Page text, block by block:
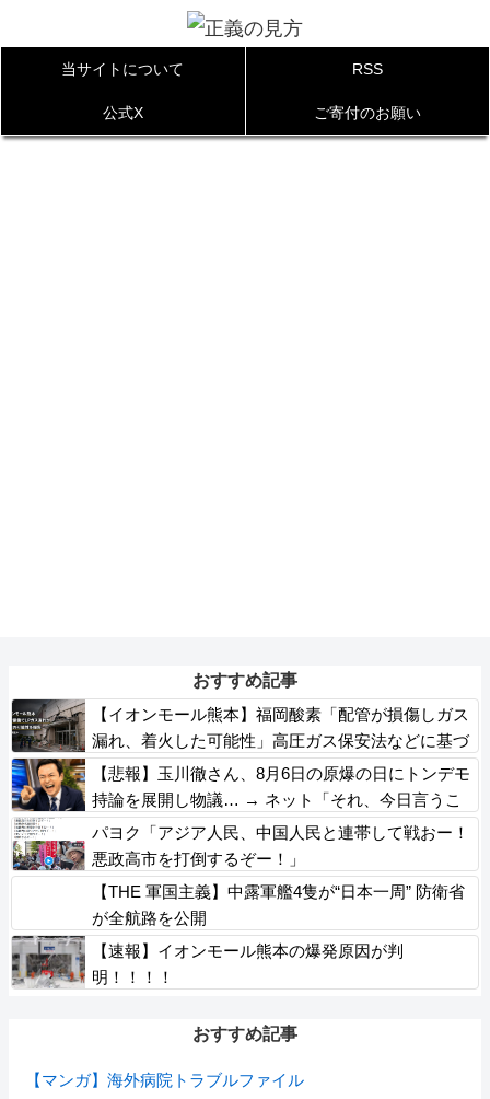
当サイトについて RSS
公式X ご寄付のお願い
おすすめ記事
【イオンモール熊本】福岡酸素「配管が損傷しガス
漏れ、着火した可能性」高圧ガス保安法などに基づ
き、経産省に報告
【悲報】玉川徹さん、8月6日の原爆の日にトンデモ
持論を展開し物議… → ネット「それ、今日言うこ
となのか…？」ｗｗｗｗｗｗｗｗｗｗｗｗｗ
パヨク「アジア人民、中国人民と連帯して戦おー！
悪政高市を打倒するぞー！」
【THE 軍国主義】中露軍艦4隻が“日本一周” 防衛省
が全航路を公開
【速報】イオンモール熊本の爆発原因が判
明！！！！
おすすめ記事
【マンガ】海外病院トラブルファイル